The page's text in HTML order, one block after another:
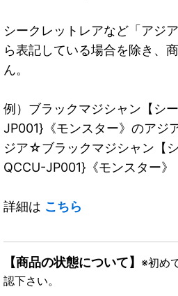
シークレットレアなど「アジ
ら表記している場合を除き、
ん。
例）ブラックマジシャン【シ
JP001}《モンスター》のアジ
ジア☆ブラックマジシャン【
QCCU-JP001}《モンスター》
詳細は こちら
【商品の状態について】 ※初め
認下さい。